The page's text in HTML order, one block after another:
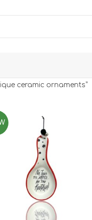
ceramic ornaments”